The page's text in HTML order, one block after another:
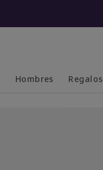
Hombres Regalos